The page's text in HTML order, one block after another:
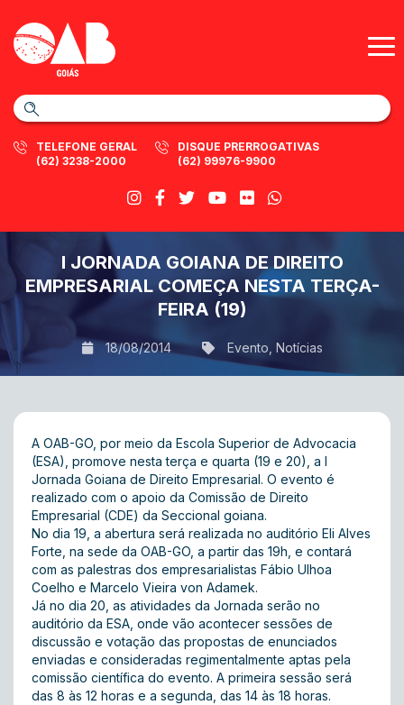
TELEFONE GERAL
(62) 3238-2000
DISQUE PRERROGATIVAS
(62) 99976-9900
I JORNADA GOIANA DE DIREITO
EMPRESARIAL COMEÇA NESTA TERÇA-
FEIRA (19)
18/08/2014 Evento Notícias
A OAB-GO, por meio da Escola Superior de Advocacia
(ESA), promove nesta terça e quarta (19 e 20), a I
Jornada Goiana de Direito Empresarial. O evento é
realizado com o apoio da Comissão de Direito
Empresarial (CDE) da Seccional goiana.
No dia 19, a abertura será realizada no auditório Eli Alves
Forte, na sede da OAB-GO, a partir das 19h, e contará
com as palestras dos empresarialistas Fábio Ulhoa
Coelho e Marcelo Vieira von Adamek.
Já no dia 20, as atividades da Jornada serão no
auditório da ESA, onde vão acontecer sessões de
discussão e votação das propostas de enunciados
enviadas e consideradas regimentalmente aptas pela
comissão científica do evento. A primeira sessão será
das 8 às 12 horas e a segunda, das 14 às 18 horas.